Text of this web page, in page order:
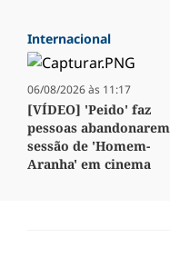
Internacional
06/08/2026 às 11:17
[VÍDEO] 'Peido' faz
pessoas abandonarem
sessão de 'Homem-
Aranha' em cinema